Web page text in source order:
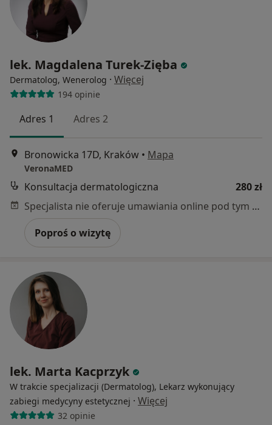
lek. Magdalena Turek-Zięba
Dermatolog, Wenerolog · Więcej
194 opinie
Adres 1 Adres 2
Bronowicka 17D, Kraków • Mapa
VeronaMED
Konsultacja dermatologiczna
280 zł
Specjalista nie oferuje umawiania online pod tym adresem.
Poproś o wizytę
lek. Marta Kacprzyk
W trakcie specjalizacji (Dermatolog), Lekarz wykonujący
zabiegi medycyny estetycznej · Więcej
32 opinie